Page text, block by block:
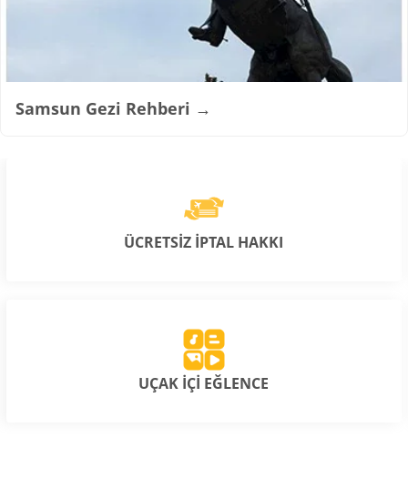
Samsun Gezi Rehberi →
ÜCRETSİZ İPTAL HAKKI
UÇAK İÇİ EĞLENCE